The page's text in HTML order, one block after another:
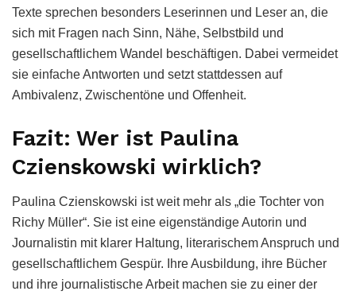
Texte sprechen besonders Leserinnen und Leser an, die
sich mit Fragen nach Sinn, Nähe, Selbstbild und
gesellschaftlichem Wandel beschäftigen. Dabei vermeidet
sie einfache Antworten und setzt stattdessen auf
Ambivalenz, Zwischentöne und Offenheit.
Fazit: Wer ist Paulina
Czienskowski wirklich?
Paulina Czienskowski ist weit mehr als „die Tochter von
Richy Müller“. Sie ist eine eigenständige Autorin und
Journalistin mit klarer Haltung, literarischem Anspruch und
gesellschaftlichem Gespür. Ihre Ausbildung, ihre Bücher
und ihre journalistische Arbeit machen sie zu einer der